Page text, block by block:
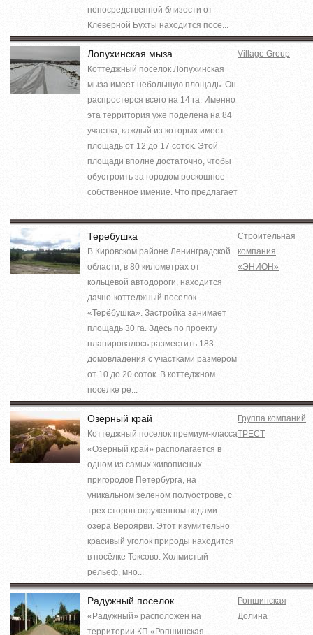
непосредственной близости от
Клеверной Бухты находится посе...
Лопухинская мыза
Коттеджный поселок Лопухинская
мыза имеет небольшую площадь. Он
распростерся всего на 14 га. Именно
эта территория уже поделена на 84
участка, каждый из которых имеет
площадь от 12 до 17 соток. Этой
площади вполне достаточно, чтобы
обустроить за городом роскошное
собственное имение. Что предлагает
Village Group
Теребушка
В Кировском районе Ленинградской
области, в 80 километрах от
кольцевой автодороги, находится
дачно-коттеджный поселок
«Терёбушка». Застройка занимает
площадь 30 га. Здесь по проекту
планировалось разместить 183
домовладения с участками размером
от 10 до 20 соток. В коттеджном
поселке ре...
Строительная
компания
«ЭНИОН»
Озерный край
Коттеджный поселок премиум-класса
«Озерный край» располагается в
одном из самых живописных
пригородов Петербурга, на
уникальном зеленом полуострове, с
трех сторон окруженном водами
озера Вероярви. Этот изумительно
красивый уголок природы находится
в посёлке Токсово. Холмистый
рельеф, мно...
Группа компаний
ТРЕСТ
Радужный поселок
«Радужный» расположен на
территории КП «Ропшинская
Ропшинская
Долина